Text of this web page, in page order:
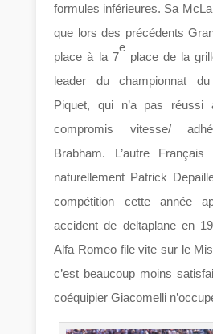
formules inférieures. Sa
que lors des précédents
place à la 7
e
place de la
leader du championnat
Piquet, qui n’a pas
compromis vitesse/
Brabham. L’autre
naturellement Patrick
compétition cette année
accident de deltaplane en
Alfa Romeo file vite sur le
c’est beaucoup moins
coéquipier Giacomelli